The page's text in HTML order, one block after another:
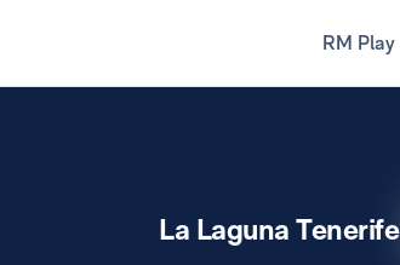
RM Play
La Laguna Tenerife